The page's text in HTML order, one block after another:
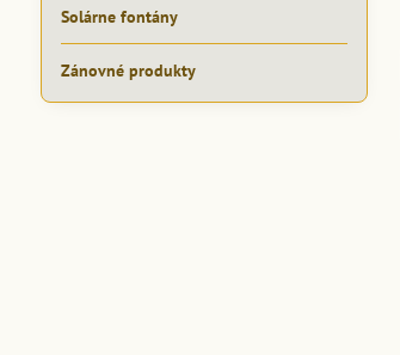
Solárne fontány
Zánovné produkty